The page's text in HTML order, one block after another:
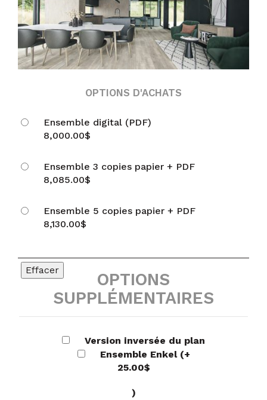
OPTIONS D'ACHATS
Ensemble digital (PDF)
8,000.00$
Ensemble 3 copies papier + PDF
8,085.00$
Ensemble 5 copies papier + PDF
8,130.00$
Effacer
OPTIONS
SUPPLÉMENTAIRES
Version inversée du plan
Ensemble Enkel (+
25.00$
)